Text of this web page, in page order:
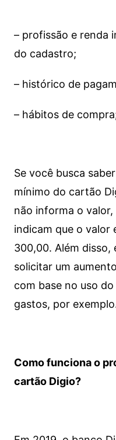
– profissão e renda
do cadastro;
– histórico de
– hábitos de
Se você busca
mínimo do cartão
não informa o
indicam que o valor
300,00. Além disso,
solicitar um
com base no uso
gastos, por
Como funciona o
cartão Digio?